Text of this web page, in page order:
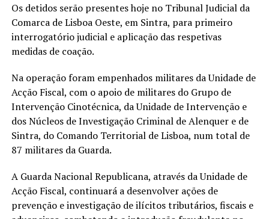
Os detidos serão presentes hoje no Tribunal Judicial da
Comarca de Lisboa Oeste, em Sintra, para primeiro
interrogatório judicial e aplicação das respetivas
medidas de coação.
Na operação foram empenhados militares da Unidade de
Acção Fiscal, com o apoio de militares do Grupo de
Intervenção Cinotécnica, da Unidade de Intervenção e
dos Núcleos de Investigação Criminal de Alenquer e de
Sintra, do Comando Territorial de Lisboa, num total de
87 militares da Guarda.
A Guarda Nacional Republicana, através da Unidade de
Acção Fiscal, continuará a desenvolver ações de
prevenção e investigação de ilícitos tributários, fiscais e